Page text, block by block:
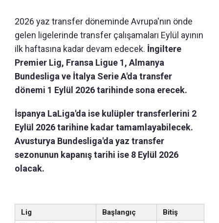
2026 yaz transfer döneminde Avrupa'nın önde
gelen ligelerinde transfer çalışamaları Eylül ayının
ilk haftasına kadar devam edecek. İngiltere
Premier Lig, Fransa Ligue 1, Almanya
Bundesliga ve İtalya Serie A'da transfer
dönemi 1 Eylül 2026 tarihinde sona erecek.
İspanya LaLiga'da ise kulüpler transferlerini 2
Eylül 2026 tarihine kadar tamamlayabilecek.
Avusturya Bundesliga'da yaz transfer
sezonunun kapanış tarihi ise 8 Eylül 2026
olacak.
Lig Başlangıç
Bitiş